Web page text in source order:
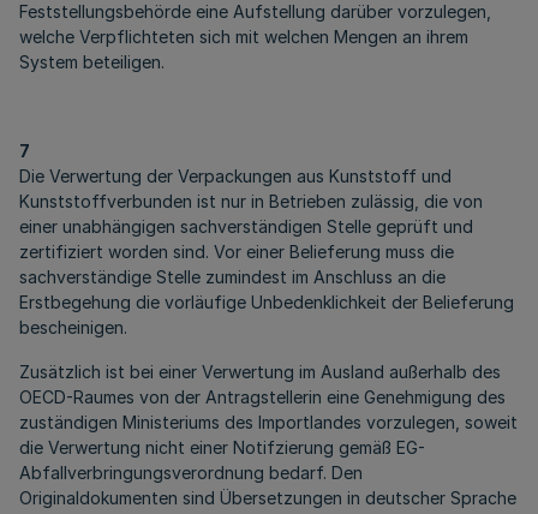
Feststellungsbehörde eine Aufstellung darüber vorzulegen,
welche Verpflichteten sich mit welchen Mengen an ihrem
System beteiligen.
7
Die Verwertung der Verpackungen aus Kunststoff und
Kunststoffverbunden ist nur in Betrieben zulässig, die von
einer unabhängigen sachverständigen Stelle geprüft und
zertifiziert worden sind. Vor einer Belieferung muss die
sachverständige Stelle zumindest im Anschluss an die
Erstbegehung die vorläufige Unbedenklichkeit der Belieferung
bescheinigen.
Zusätzlich ist bei einer Verwertung im Ausland außerhalb des
OECD-Raumes von der Antragstellerin eine Genehmigung des
zuständigen Ministeriums des Importlandes vorzulegen, soweit
die Verwertung nicht einer Notifzierung gemäß EG-
Abfallverbringungsverordnung bedarf. Den
Originaldokumenten sind Übersetzungen in deutscher Sprache